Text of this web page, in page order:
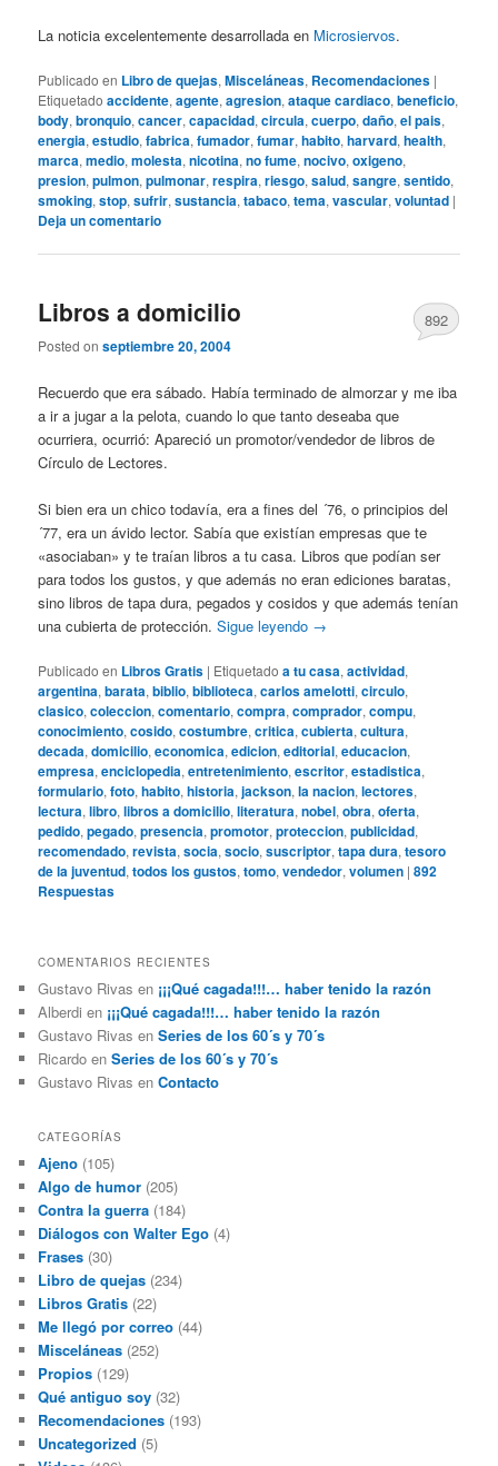
La noticia excelentemente desarrollada en Microsiervos.
Publicado en Libro de quejas,Misceláneas, Recomendaciones |
Etiquetado accidente,agente,agresion,ataque cardiaco,beneficio,
body,bronquio,cancer,capacidad,circula,cuerpo,daño,el pais,
energia,estudio,fabrica,fumador,fumar,habito,harvard,health,
marca,medio,molesta,nicotina,no fume,nocivo,oxigeno,
presion,pulmon,pulmonar,respira,riesgo,salud,sangre,sentido,
smoking,stop,sufrir,sustancia,tabaco,tema,vascular,voluntad |
Deja un comentario
Libros a domicilio
Posted onseptiembre 20, 2004
892
Recuerdo que era sábado. Había terminado de almorzar y me iba
a ir a jugar a la pelota, cuando lo que tanto deseaba que
ocurriera, ocurrió: Apareció un promotor/vendedor de libros de
Círculo de Lectores.
Si bien era un chico todavía, era a fines del ´76, o principios del
´77, era un ávido lector. Sabía que existían empresas que te
«asociaban» y te traían libros a tu casa. Libros que podían ser
para todos los gustos, y que además no eran ediciones baratas,
sino libros de tapa dura, pegados y cosidos y que además tenían
una cubierta de protección.Sigue leyendo →
Publicado en Libros Gratis | Etiquetado a tu casa,actividad,
argentina,barata,biblio,biblioteca,carlos amelotti,circulo,
clasico,coleccion,comentario,compra,comprador,compu,
conocimiento,cosido,costumbre,critica,cubierta,cultura,
decada,domicilio,economica,edicion,editorial,educacion,
empresa,enciclopedia,entretenimiento,escritor,estadistica,
formulario,foto,habito,historia,jackson,la nacion,lectores,
lectura,libro,libros a domicilio,literatura,nobel,obra,oferta,
pedido,pegado,presencia,promotor,proteccion,publicidad,
recomendado,revista,socia,socio,suscriptor,tapa dura,tesoro
de la juventud,todos los gustos,tomo,vendedor,volumen |892
Respuestas
COMENTARIOS RECIENTES
Gustavo Rivas en ¡¡¡Qué cagada!!!… haber tenido la razón
Alberdi en ¡¡¡Qué cagada!!!… haber tenido la razón
Gustavo Rivas enSeries de los 60´s y 70´s
Ricardo enSeries de los 60´s y 70´s
Gustavo Rivas enContacto
CATEGORÍAS
Ajeno (105)
Algo de humor (205)
Contra la guerra (184)
Diálogos con Walter Ego (4)
Frases (30)
Libro de quejas (234)
Libros Gratis (22)
Me llegó por correo (44)
Misceláneas (252)
Propios (129)
Qué antiguo soy (32)
Recomendaciones (193)
Uncategorized (5)